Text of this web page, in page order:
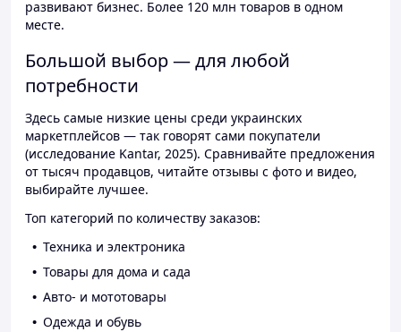
развивают бизнес. Более 120 млн товаров в одном
месте.
Большой выбор — для любой
потребности
Здесь самые низкие цены среди украинских
маркетплейсов — так говорят сами покупатели
(исследование Kantar, 2025). Сравнивайте предложения
от тысяч продавцов, читайте отзывы с фото и видео,
выбирайте лучшее.
Топ категорий по количеству заказов:
Техника и электроника
Товары для дома и сада
Авто- и мототовары
Одежда и обувь